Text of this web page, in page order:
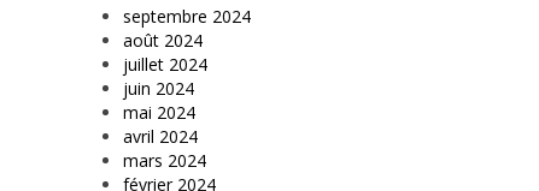
septembre 2024
août 2024
juillet 2024
juin 2024
mai 2024
avril 2024
mars 2024
février 2024